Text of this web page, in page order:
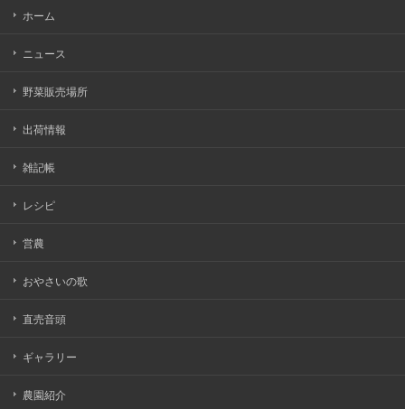
ホーム
ニュース
野菜販売場所
出荷情報
雑記帳
レシピ
営農
おやさいの歌
直売音頭
ギャラリー
農園紹介